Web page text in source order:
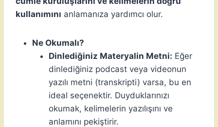
kullanımını anlamanıza yardımcı olur.
Ne Okumalı?
Dinlediğiniz Materyalin Metni: Eğer
dinlediğiniz podcast veya videonun
yazılı metni (transkripti) varsa, bu en
ideal seçenektir. Duyduklarınızı
okumak, kelimelerin yazılışını ve
anlamını pekiştirir.